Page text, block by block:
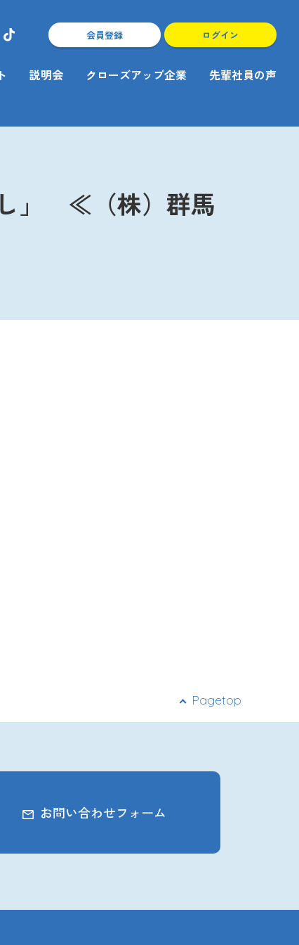
説明会 クローズアップ企業 先輩社員の声
会員登録 ログイン
し」 ≪（株）群馬
お問い合わせフォーム
Pagetop